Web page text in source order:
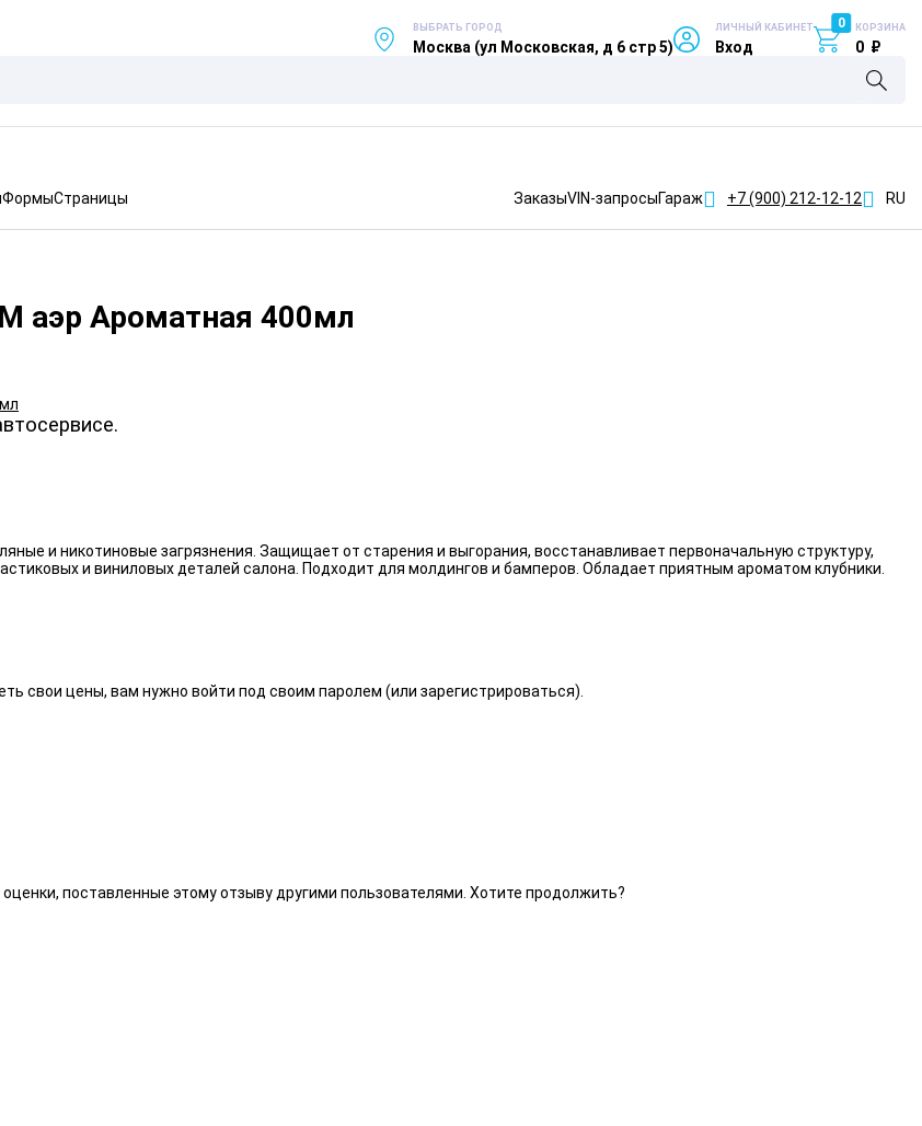
ВЫБРАТЬ ГОРОД
Москва (ул Московская, д 6 стр 5)
ЛИЧНЫЙ КАБИНЕТ
Вход
0 КОРЗИНА
0 ₽
ФормыСтраницы ЗаказыVIN-запросыГараж +7 (900) 212-12-12 RU
аэр Ароматная 400мл
и никотиновые загрязнения. Защищает от старения и выгорания, восстанавливает первоначальную структуру,
и виниловых деталей салона. Подходит для молдингов и бамперов. Обладает приятным ароматом клубники.
свои цены, вам нужно войти под своим паролем (или зарегистрироваться).
поставленные этому отзыву другими пользователями. Хотите продолжить?